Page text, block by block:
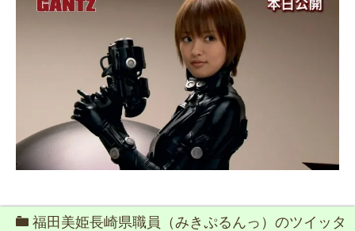
福田美姫長崎県職員（みきぷるんっ）のツイッタ